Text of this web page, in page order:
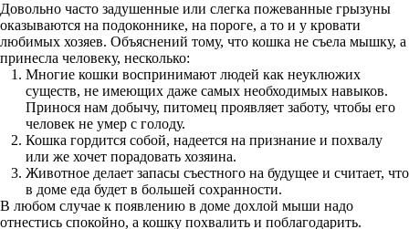
Довольно часто задушенные или слегка пожеванные грызуны
оказываются на подоконнике, на пороге, а то и у кровати
любимых хозяев. Объяснений тому, что кошка не съела мышку, а
принесла человеку, несколько:
Многие кошки воспринимают людей как неуклюжих
существ, не имеющих даже самых необходимых навыков.
Принося нам добычу, питомец проявляет заботу, чтобы его
человек не умер с голоду.
Кошка гордится собой, надеется на признание и похвалу
или же хочет порадовать хозяина.
Животное делает запасы съестного на будущее и считает, что
в доме еда будет в большей сохранности.
В любом случае к появлению в доме дохлой мыши надо
отнестись спокойно, а кошку похвалить и поблагодарить.